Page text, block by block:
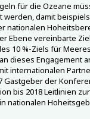
für die Ozeane
werden, damit
nationalen
Ebene vereinbarte
10 %-Ziels für
dieses Engagement
internationalen
Gastgeber der
bis 2018 Leitlinien
nationalen